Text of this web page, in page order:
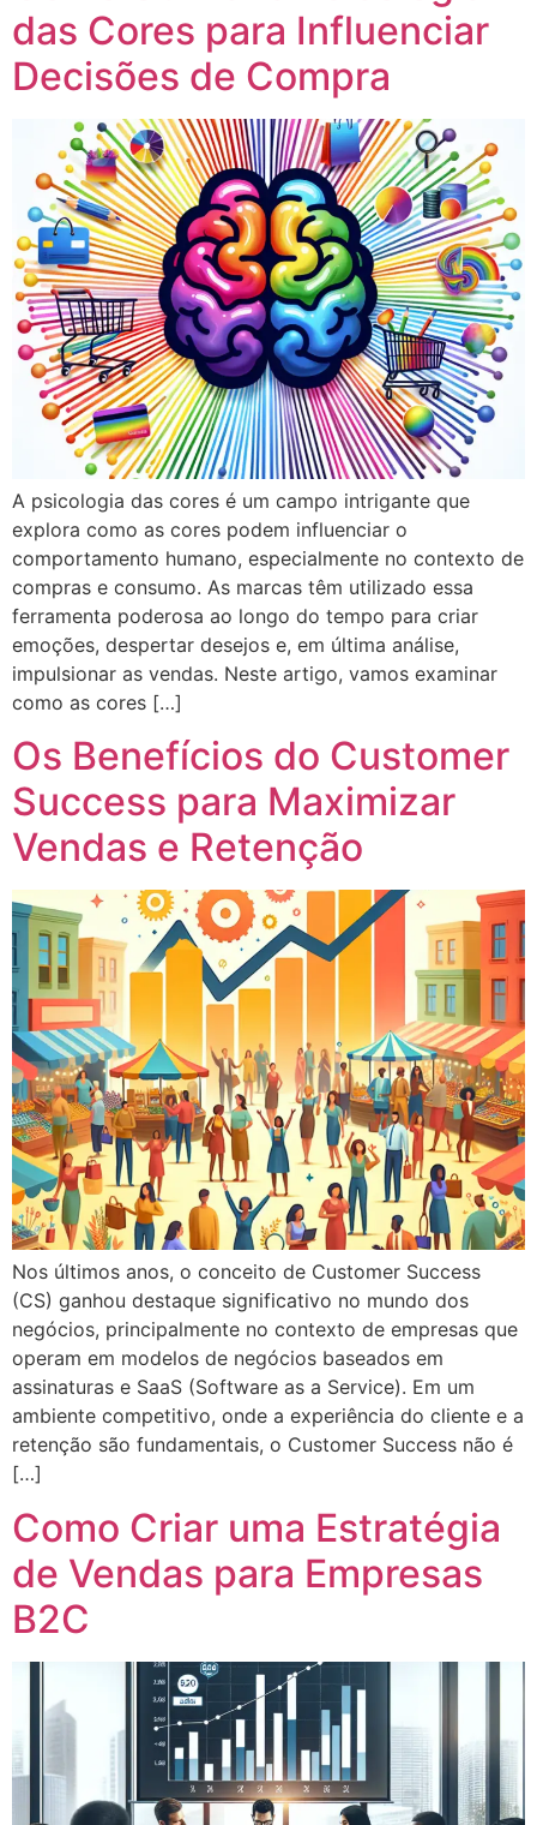
das Cores para Influenciar
Decisões de Compra
A psicologia das cores é um campo intrigante que
explora como as cores podem influenciar o
comportamento humano, especialmente no contexto de
compras e consumo. As marcas têm utilizado essa
ferramenta poderosa ao longo do tempo para criar
emoções, despertar desejos e, em última análise,
impulsionar as vendas. Neste artigo, vamos examinar
como as cores […]
Os Benefícios do Customer
Success para Maximizar
Vendas e Retenção
Nos últimos anos, o conceito de Customer Success
(CS) ganhou destaque significativo no mundo dos
negócios, principalmente no contexto de empresas que
operam em modelos de negócios baseados em
assinaturas e SaaS (Software as a Service). Em um
ambiente competitivo, onde a experiência do cliente e a
retenção são fundamentais, o Customer Success não é
[…]
Como Criar uma Estratégia
de Vendas para Empresas
B2C